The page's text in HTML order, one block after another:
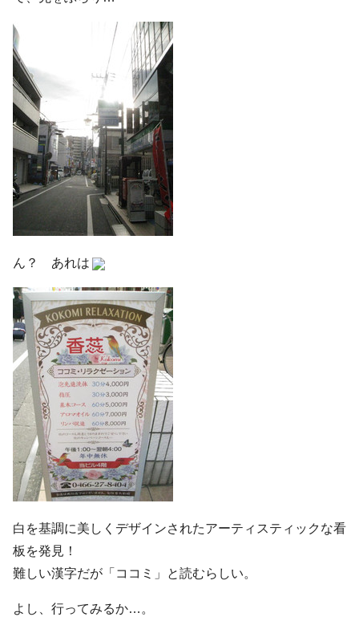
ん？ あれは
白を基調に美しくデザインされたアーティスティックな看
板を発見！
難しい漢字だが「ココミ」と読むらしい。
よし、行ってみるか…。